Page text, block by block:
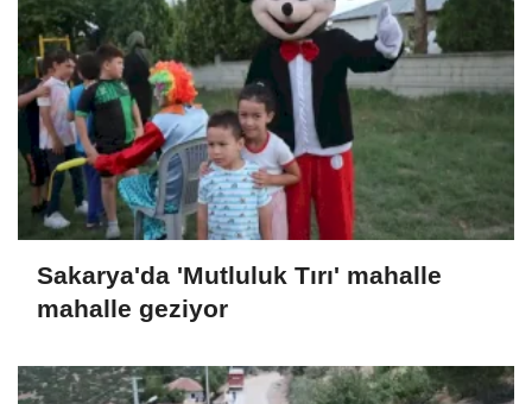
Sakarya'da 'Mutluluk Tırı' mahalle
mahalle geziyor